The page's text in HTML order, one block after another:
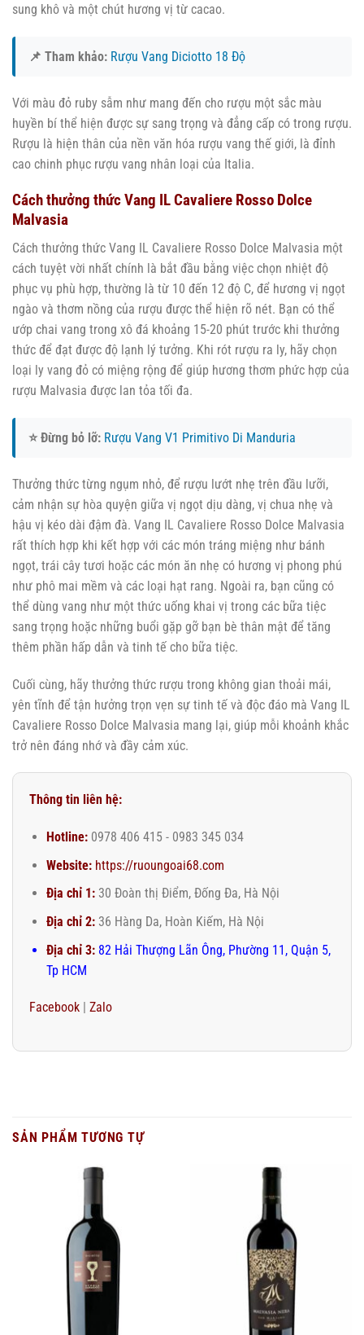
sung khô và một chút hương vị từ cacao.
📌 Tham khảo: Rượu Vang Diciotto 18 Độ
Với màu đỏ ruby sẫm như mang đến cho rượu một sắc màu
huyền bí thể hiện được sự sang trọng và đẳng cấp có trong rượu.
Rượu là hiện thân của nền văn hóa rượu vang thế giới, là đỉnh
cao chinh phục rượu vang nhân loại của Italia.
Cách thưởng thức Vang IL Cavaliere Rosso Dolce
Malvasia
Cách thưởng thức Vang IL Cavaliere Rosso Dolce Malvasia một
cách tuyệt vời nhất chính là bắt đầu bằng việc chọn nhiệt độ
phục vụ phù hợp, thường là từ 10 đến 12 độ C, để hương vị ngọt
ngào và thơm nồng của rượu được thể hiện rõ nét. Bạn có thể
ướp chai vang trong xô đá khoảng 15-20 phút trước khi thưởng
thức để đạt được độ lạnh lý tưởng. Khi rót rượu ra ly, hãy chọn
loại ly vang đỏ có miệng rộng để giúp hương thơm phức hợp của
rượu Malvasia được lan tỏa tối đa.
⭐ Đừng bỏ lỡ: Rượu Vang V1 Primitivo Di Manduria
Thưởng thức từng ngụm nhỏ, để rượu lướt nhẹ trên đầu lưỡi,
cảm nhận sự hòa quyện giữa vị ngọt dịu dàng, vị chua nhẹ và
hậu vị kéo dài đậm đà. Vang IL Cavaliere Rosso Dolce Malvasia
rất thích hợp khi kết hợp với các món tráng miệng như bánh
ngọt, trái cây tươi hoặc các món ăn nhẹ có hương vị phong phú
như phô mai mềm và các loại hạt rang. Ngoài ra, bạn cũng có
thể dùng vang như một thức uống khai vị trong các bữa tiệc
sang trọng hoặc những buổi gặp gỡ bạn bè thân mật để tăng
thêm phần hấp dẫn và tinh tế cho bữa tiệc.
Cuối cùng, hãy thưởng thức rượu trong không gian thoải mái,
yên tĩnh để tận hưởng trọn vẹn sự tinh tế và độc đáo mà Vang IL
Cavaliere Rosso Dolce Malvasia mang lại, giúp mỗi khoảnh khắc
trở nên đáng nhớ và đầy cảm xúc.
Thông tin liên hệ:
Hotline:0978 406 415 - 0983 345 034
Website: https://ruoungoai68.com
Địa chỉ 1:30 Đoàn thị Điểm, Đống Đa, Hà Nội
Địa chỉ 2:36 Hàng Da, Hoàn Kiếm, Hà Nội
Địa chỉ 3:82 Hải Thượng Lãn Ông, Phường 11, Quận 5,
Tp HCM
Facebook Zalo
SẢN PHẨM TƯƠNG TỰ